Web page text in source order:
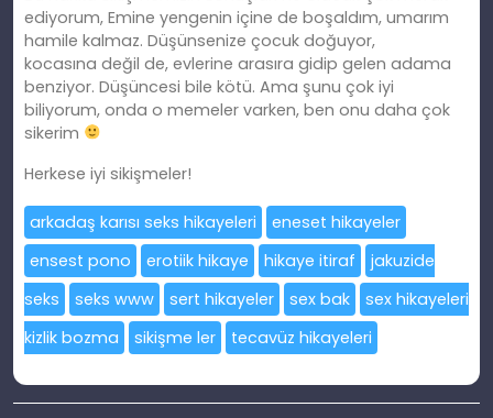
ediyorum, Emine yengenin içine de boşaldım, umarım
hamile kalmaz. Düşünsenize çocuk doğuyor,
kocasına değil de, evlerine arasıra gidip gelen adama
benziyor. Düşüncesi bile kötü. Ama şunu çok iyi
biliyorum, onda o memeler varken, ben onu daha çok
sikerim
Herkese iyi sikişmeler!
arkadaş karısı seks hikayeleri
eneset hikayeler
ensest pono
erotiik hikaye hikaye itiraf
jakuzide
seks
seks www sert hikayeler sex bak
sex hikayeleri
kizlik bozma
sikişme ler tecavüz hikayeleri